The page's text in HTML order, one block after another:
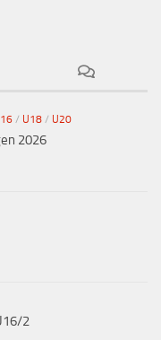
/ U18 / U20
2026
2